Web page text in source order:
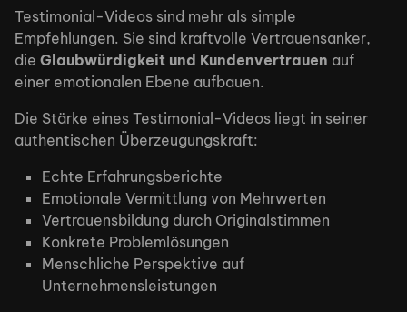
Testimonial-Videos sind mehr als simple
Empfehlungen. Sie sind kraftvolle Vertrauensanker,
die Glaubwürdigkeit und Kundenvertrauen auf
einer emotionalen Ebene aufbauen.
Die Stärke eines Testimonial-Videos liegt in seiner
authentischen Überzeugungskraft:
Echte Erfahrungsberichte
Emotionale Vermittlung von Mehrwerten
Vertrauensbildung durch Originalstimmen
Konkrete Problemlösungen
Menschliche Perspektive auf
Unternehmensleistungen